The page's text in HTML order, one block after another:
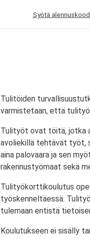
Syötä
Tulitöiden
varmistetaan, että
Tulityöt ovat töitä, jotka
avoliekillä tehtävät työt,
aina palovaara ja sen
rakennustyömaat sekä
Tulityökorttikoulutus
työskenneltäessä.
tulemaan entistä
Koulutukseen ei sisälly